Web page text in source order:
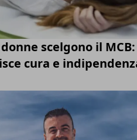
scelgono il
cura e